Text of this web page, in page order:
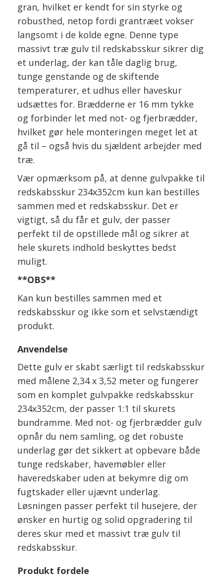
gran, hvilket er kendt for sin styrke og
robusthed, netop fordi grantræet vokser
langsomt i de kolde egne. Denne type
massivt træ gulv til redskabsskur sikrer dig
et underlag, der kan tåle daglig brug,
tunge genstande og de skiftende
temperaturer, et udhus eller haveskur
udsættes for. Brædderne er 16 mm tykke
og forbinder let med not- og fjerbrædder,
hvilket gør hele monteringen meget let at
gå til – også hvis du sjældent arbejder med
træ.
Vær opmærksom på, at denne gulvpakke til
redskabsskur 234x352cm kun kan bestilles
sammen med et redskabsskur. Det er
vigtigt, så du får et gulv, der passer
perfekt til de opstillede mål og sikrer at
hele skurets indhold beskyttes bedst
muligt.
**OBS**
Kan kun bestilles sammen med et
redskabsskur og ikke som et selvstændigt
produkt.
Anvendelse
Dette gulv er skabt særligt til redskabsskur
med målene 2,34 x 3,52 meter og fungerer
som en komplet gulvpakke redskabsskur
234x352cm, der passer 1:1 til skurets
bundramme. Med not- og fjerbrædder gulv
opnår du nem samling, og det robuste
underlag gør det sikkert at opbevare både
tunge redskaber, havemøbler eller
haveredskaber uden at bekymre dig om
fugtskader eller ujævnt underlag.
Løsningen passer perfekt til husejere, der
ønsker en hurtig og solid opgradering til
deres skur med et massivt træ gulv til
redskabsskur.
Produkt fordele